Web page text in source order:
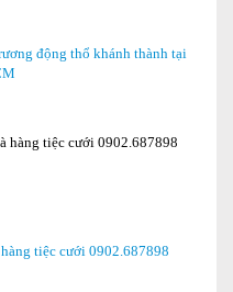
động thổ khánh thành tại
tiệc cưới 0902.687898